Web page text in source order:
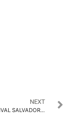
NEXT
VOLKS FESTIVAL SALVADOR CONTA COM PRODUÇÃO DA LGL CASE E SHOWS MUSICAIS